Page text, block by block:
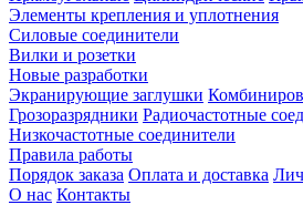
Элементы крепления и уплотнения
Силовые соединители
Вилки и розетки
Новые разработки
Экранирующие заглушки
Грозоразрядники Радиочастотные
Низкочастотные соединители
Правила работы
Порядок заказа Оплата и доставка
О нас Контакты